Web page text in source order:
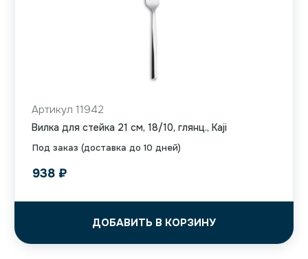
Под заказ (доставка до 10 дней)
Артикул 11942
Вилка для стейка 21 см, 18/10, глянц., Kaji
938 ₽
ДОБАВИТЬ В КОРЗИНУ